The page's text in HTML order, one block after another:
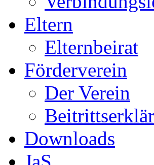
Eltern
Elternbeirat
Förderverein
Der Verein
Downloads